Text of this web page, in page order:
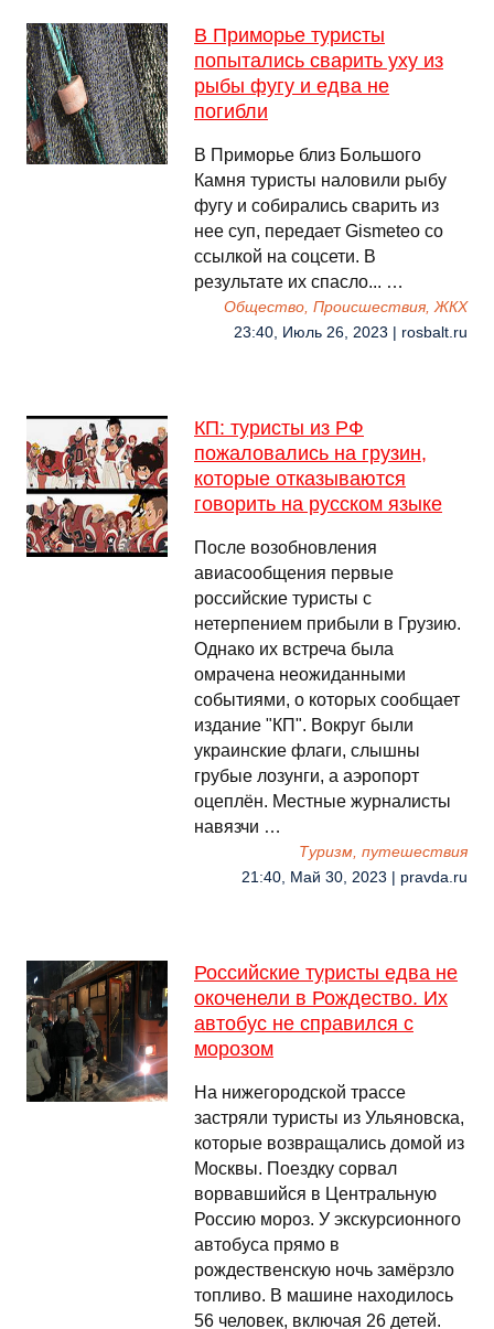
В Приморье туристы
попытались сварить уху из
рыбы фугу и едва не
погибли
В Приморье близ Большого
Камня туристы наловили рыбу
фугу и собирались сварить из
нее суп, передает Gismeteo со
ссылкой на соцсети. В
результате их спасло... …
Общество, Происшествия, ЖКХ
23:40, Июль 26, 2023 | rosbalt.ru
КП: туристы из РФ
пожаловались на грузин,
которые отказываются
говорить на русском языке
После возобновления
авиасообщения первые
российские туристы с
нетерпением прибыли в Грузию.
Однако их встреча была
омрачена неожиданными
событиями, о которых сообщает
издание "КП". Вокруг были
украинские флаги, слышны
грубые лозунги, а аэропорт
оцеплён. Местные журналисты
навязчи …
Туризм, путешествия
21:40, Май 30, 2023 | pravda.ru
Российские туристы едва не
окоченели в Рождество. Их
автобус не справился с
морозом
На нижегородской трассе
застряли туристы из Ульяновска,
которые возвращались домой из
Москвы. Поездку сорвал
ворвавшийся в Центральную
Россию мороз. У экскурсионного
автобуса прямо в
рождественскую ночь замёрзло
топливо. В машине находилось
56 человек, включая 26 детей.